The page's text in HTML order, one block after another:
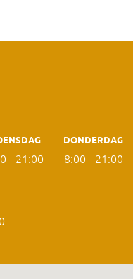
- 21:00
DONDERDAG
8:00 - 21:00